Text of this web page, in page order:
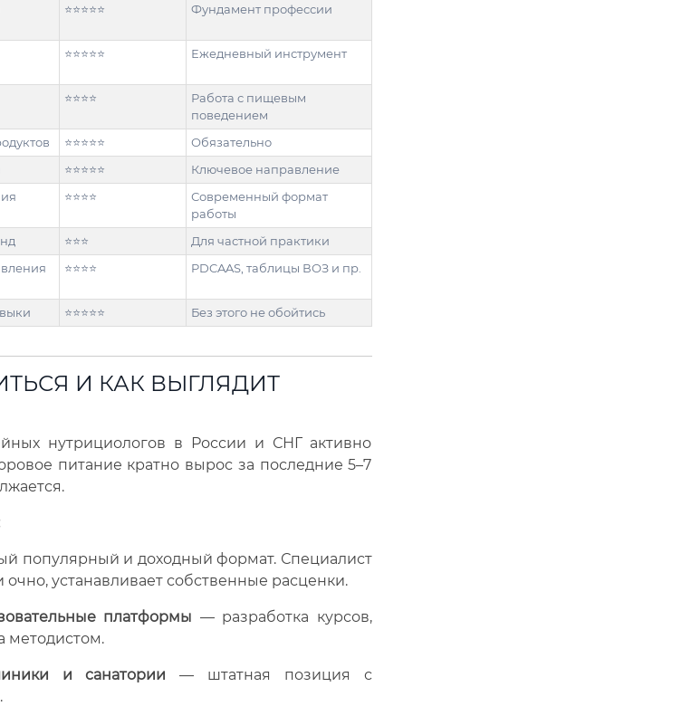
⭐⭐⭐⭐⭐ Фундамент профессии
⭐⭐⭐⭐⭐ Ежедневный инструмент
⭐⭐⭐⭐
Работа с пищевым
поведением
⭐⭐⭐⭐⭐
Обязательно
⭐⭐⭐⭐⭐
Ключевое направление
⭐⭐⭐⭐
Современный формат
работы
⭐⭐⭐
Для частной практики
⭐⭐⭐⭐ PDCAAS, таблицы ВОЗ и пр.
⭐⭐⭐⭐⭐ Без этого не обойтись
И КАК ВЫГЛЯДИТ
нутрициологов в России и СНГ активно
питание кратно вырос за последние 5–7
популярный и доходный формат. Специалист
устанавливает собственные расценки.
платформы — разработка курсов,
методистом.
и санатории — штатная позиция с